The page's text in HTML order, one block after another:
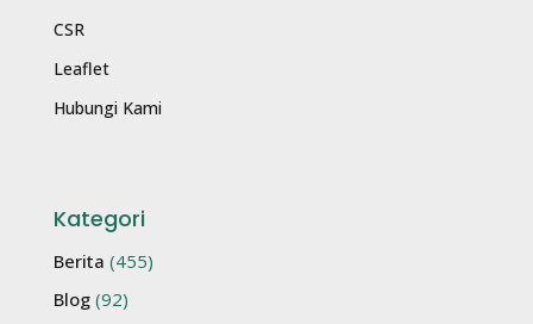
CSR
Leaflet
Hubungi Kami
Kategori
Berita (455)
Blog (92)